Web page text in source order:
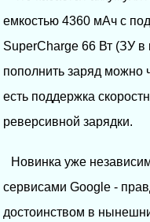
емкостью 4360 мАч с
SuperCharge 66 Вт (ЗУ
пополнить заряд можно
есть поддержка
реверсивной зарядки.
Новинка уже
сервисами Google -
достоинством в